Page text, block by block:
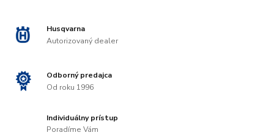
Husqvarna
Autorizovaný dealer
Odborný predajca
Od roku 1996
Individuálny prístup
Poradíme Vám